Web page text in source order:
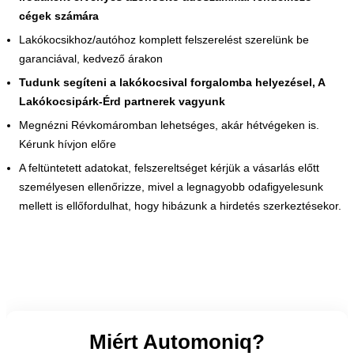
cégek számára
Lakókocsikhoz/autóhoz komplett felszerelést szerelünk be
garanciával, kedvező árakon
Tudunk segíteni a lakókocsival forgalomba helyezésel, A
Lakókocsipárk-Érd partnerek vagyunk
Megnézni Révkomáromban lehetséges, akár hétvégeken is.
Kérunk hívjon előre
A feltüntetett adatokat, felszereltséget kérjük a vásarlás előtt
személyesen ellenőrizze, mivel a legnagyobb odafigyelesunk
mellett is ellőfordulhat, hogy hibázunk a hirdetés szerkeztésekor.
Miért Automoniq?